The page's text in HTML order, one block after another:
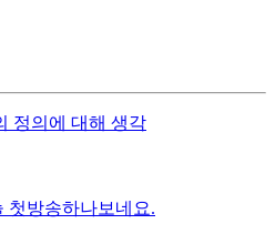
정의에 대해 생각
첫방송하나보네요.